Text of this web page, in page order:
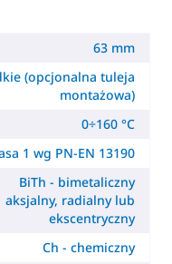
63 mm
(opcjonalna tuleja
montażowa)
0÷160 °C
1 wg PN-EN 13190
BiTh - bimetaliczny
aksjalny, radialny lub
ekscentryczny
Ch - chemiczny